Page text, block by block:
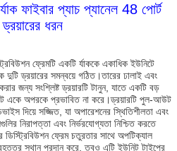
ফাইবার প্যাচ প্যানেল 48 পোর্ট
ধরন
ফ্রেমটি একটি র্যাককে একাধিক ইউনিটে
ড্রয়ারের সমন্বয়ে গঠিত।তারের ঢালাই এবং
জন্য সংশ্লিষ্ট ড্রয়ারটি টানুন, যাতে একটি বড়
একে অপরকে প্রভাবিত না করে।ড্রয়ারটি পুল-আউট
দিয়ে সজ্জিত, যা অপারেশনের স্থিতিশীলতা এবং
নিরাপত্তা এবং নির্ভরযোগ্যতা নিশ্চিত করতে
ফ্রেম চতুরতার সাথে অপটিক্যাল
স্থান প্রদান করে, তবুও এটি ইউনিট টাইপের